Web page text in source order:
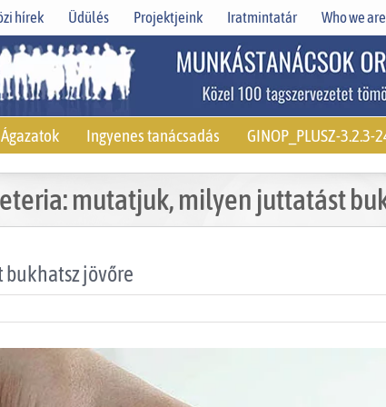
hírek Üdülés Projektjeink Iratmintatár Who we are
Ágazatok Ingyenes tanácsadás GINOP_PLUSZ-3.2.3-
mutatjuk, milyen juttatást
jövőre